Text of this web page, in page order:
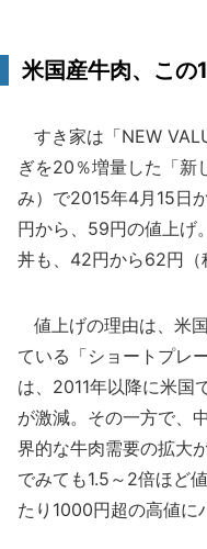
米国産牛肉、この
すき家は「NEW
ぎを20％増量した「新
み）で2015年4月15日
円から、59円の値上げ
丼も、42円から62円（
値上げの理由は、米
ている「ショートプレ
は、2011年以降に米国
が激減。その一方で、
界的な牛肉需要の拡大
でみても1.5～2倍ほど
たり1000円超の高値に